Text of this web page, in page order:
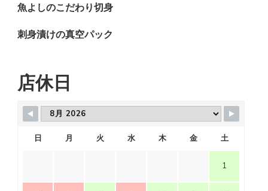
魚よしのこだわり切身
刺身漬けの真空パック
店休日
日 月 火 水 木 金 土
1